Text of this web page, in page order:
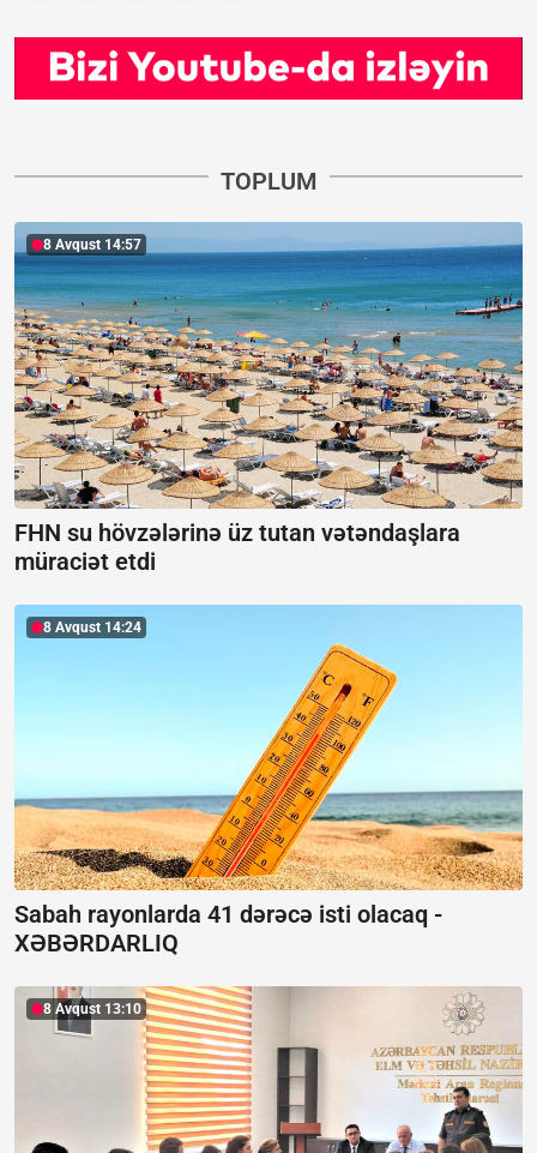
TOPLUM
8 Avqust 14:57
FHN su hövzələrinə üz tutan vətəndaşlara
müraciət etdi
8 Avqust 14:24
Sabah rayonlarda 41 dərəcə isti olacaq -
XƏBƏRDARLIQ
8 Avqust 13:10